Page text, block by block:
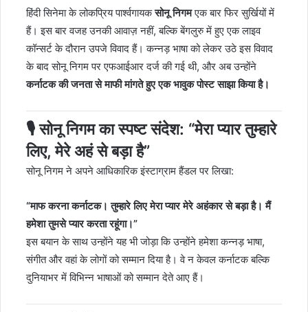
हिंदी सिनेमा के लोकप्रिय पार्श्वगायकसोनू निगमएक बार फिर सुर्खियों में
हैं। इस बार वजह उनकी आवाज़ नहीं, बल्कि बेंगलुरु में हुए एक लाइव
कॉन्सर्ट के दौरान उपजे विवाद हैं। कन्नड़ भाषा को लेकर उठे इस विवाद
के बाद सोनू निगम पर एफआईआर दर्ज की गई थी, और अब उन्होंने
कर्नाटक की जनता से माफी मांगते हुए एक भावुक पोस्ट साझा किया है।
🎙 सोनू निगम का स्पष्ट संदेश: “मेरा प्यार तुम्हारे
लिए, मेरे अहं से बड़ा है”
सोनू निगम ने अपने आधिकारिक इंस्टाग्राम हैंडल पर लिखा:
“माफ करना कर्नाटक। तुम्हारे लिए मेरा प्यार मेरे अहंकार से बड़ा है। मैं
हमेशा तुमसे प्यार करता रहूंगा।”
इस बयान के साथ उन्होंने यह भी जोड़ा कि उन्होंने हमेशा कन्नड़ भाषा,
संगीत और वहां के लोगों को सम्मान दिया है। वे न केवल कर्नाटक बल्कि
दुनियाभर में विभिन्न भाषाओं को सम्मान देते आए हैं।